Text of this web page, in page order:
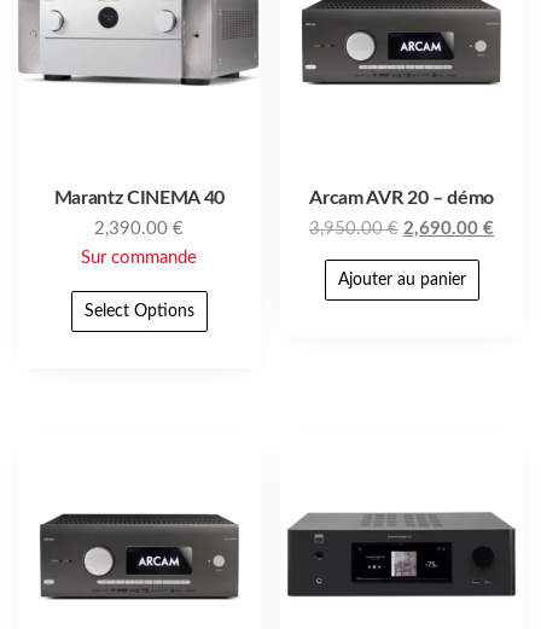
Marantz CINEMA 40
2,390.00€
Sur commande
Select Options
Arcam AVR 20 – démo
3,950.00€ 2,690.00€
Ajouter au panier